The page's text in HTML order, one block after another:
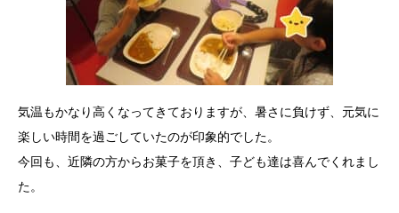
気温もかなり高くなってきておりますが、暑さに負けず、元気に
楽しい時間を過ごしていたのが印象的でした。
今回も、近隣の方からお菓子を頂き、子ども達は喜んでくれまし
た。